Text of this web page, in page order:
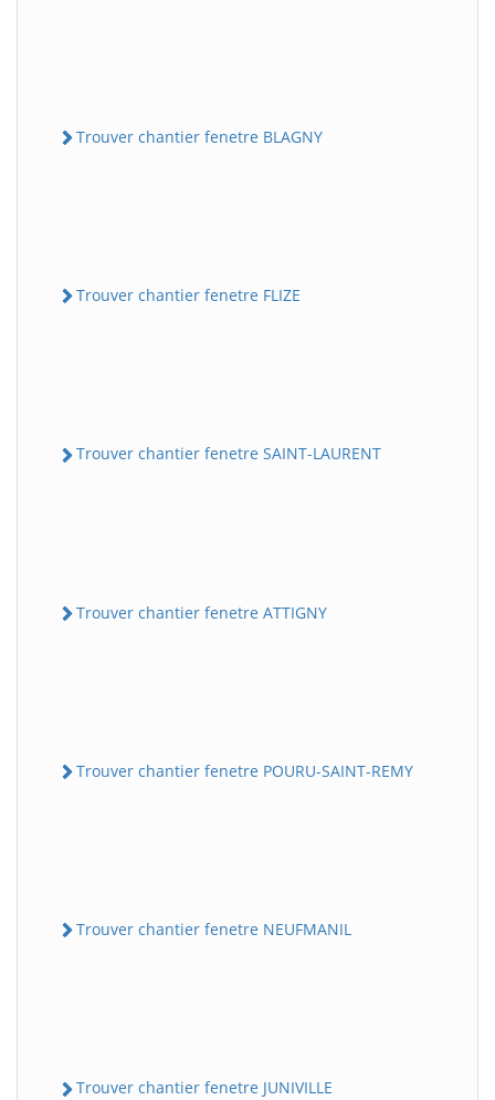
Trouver chantier fenetre BLAGNY
Trouver chantier fenetre FLIZE
Trouver chantier fenetre SAINT-LAURENT
Trouver chantier fenetre ATTIGNY
Trouver chantier fenetre POURU-SAINT-REMY
Trouver chantier fenetre NEUFMANIL
Trouver chantier fenetre JUNIVILLE